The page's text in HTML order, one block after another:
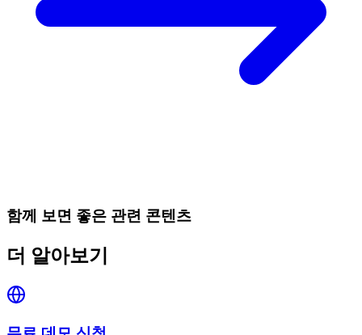
함께 보면 좋은 관련 콘텐츠
더 알아보기